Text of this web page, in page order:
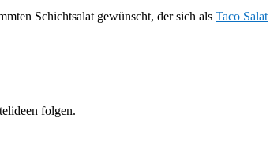
Schichtsalat gewünscht, der sich als Taco Salat
folgen.